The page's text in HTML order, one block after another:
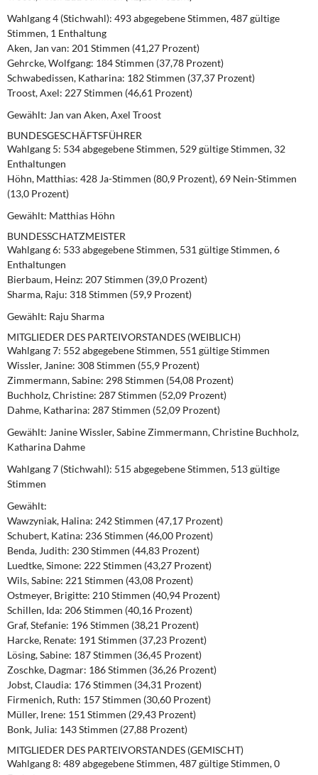
Wahlgang 4 (Stichwahl): 493 abgegebene Stimmen, 487 gültige
Stimmen, 1 Enthaltung
Aken, Jan van: 201 Stimmen (41,27 Prozent)
Gehrcke, Wolfgang: 184 Stimmen (37,78 Prozent)
Schwabedissen, Katharina: 182 Stimmen (37,37 Prozent)
Troost, Axel: 227 Stimmen (46,61 Prozent)
Gewählt: Jan van Aken, Axel Troost
BUNDESGESCHÄFTSFÜHRER
Wahlgang 5: 534 abgegebene Stimmen, 529 gültige Stimmen, 32
Enthaltungen
Höhn, Matthias: 428 Ja-Stimmen (80,9 Prozent), 69 Nein-Stimmen
(13,0 Prozent)
Gewählt: Matthias Höhn
BUNDESSCHATZMEISTER
Wahlgang 6: 533 abgegebene Stimmen, 531 gültige Stimmen, 6
Enthaltungen
Bierbaum, Heinz: 207 Stimmen (39,0 Prozent)
Sharma, Raju: 318 Stimmen (59,9 Prozent)
Gewählt: Raju Sharma
MITGLIEDER DES PARTEIVORSTANDES (WEIBLICH)
Wahlgang 7: 552 abgegebene Stimmen, 551 gültige Stimmen
Wissler, Janine: 308 Stimmen (55,9 Prozent)
Zimmermann, Sabine: 298 Stimmen (54,08 Prozent)
Buchholz, Christine: 287 Stimmen (52,09 Prozent)
Dahme, Katharina: 287 Stimmen (52,09 Prozent)
Gewählt: Janine Wissler, Sabine Zimmermann, Christine Buchholz,
Katharina Dahme
Wahlgang 7 (Stichwahl): 515 abgegebene Stimmen, 513 gültige
Stimmen
Gewählt:
Wawzyniak, Halina: 242 Stimmen (47,17 Prozent)
Schubert, Katina: 236 Stimmen (46,00 Prozent)
Benda, Judith: 230 Stimmen (44,83 Prozent)
Luedtke, Simone: 222 Stimmen (43,27 Prozent)
Wils, Sabine: 221 Stimmen (43,08 Prozent)
Ostmeyer, Brigitte: 210 Stimmen (40,94 Prozent)
Schillen, Ida: 206 Stimmen (40,16 Prozent)
Graf, Stefanie: 196 Stimmen (38,21 Prozent)
Harcke, Renate: 191 Stimmen (37,23 Prozent)
Lösing, Sabine: 187 Stimmen (36,45 Prozent)
Zoschke, Dagmar: 186 Stimmen (36,26 Prozent)
Jobst, Claudia: 176 Stimmen (34,31 Prozent)
Firmenich, Ruth: 157 Stimmen (30,60 Prozent)
Müller, Irene: 151 Stimmen (29,43 Prozent)
Bonk, Julia: 143 Stimmen (27,88 Prozent)
MITGLIEDER DES PARTEIVORSTANDES (GEMISCHT)
Wahlgang 8: 489 abgegebene Stimmen, 487 gültige Stimmen, 0